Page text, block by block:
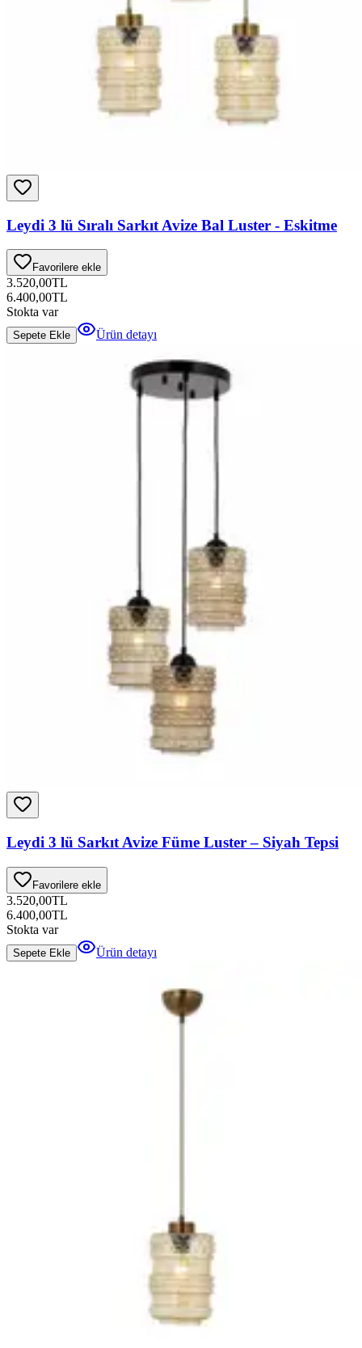
Leydi 3 lü Sıralı Sarkıt Avize Bal Luster - Eskitme
Favorilere ekle
3.520,00TL
6.400,00TL
Stokta var
Sepete Ekle Ürün detayı
Leydi 3 lü Sarkıt Avize Füme Luster – Siyah Tepsi
Favorilere ekle
3.520,00TL
6.400,00TL
Stokta var
Sepete Ekle Ürün detayı